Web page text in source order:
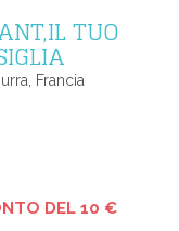
TUO
Francia
DEL 10 €